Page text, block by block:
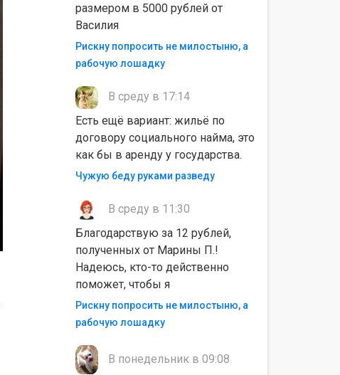
размером в 5000 рублей от
Василия
Рискну попросить не милостыню, а
рабочую лошадку
В среду в 17:14
Есть ещё вариант: жильё по
договору социального найма, это
как бы в аренду у государства.
Чужую беду руками разведу
В среду в 11:30
Благодарствую за 12 рублей,
полученных от Марины П.!
Надеюсь, кто-то действенно
поможет, чтобы я
Рискну попросить не милостыню, а
рабочую лошадку
В понедельник в 09:08